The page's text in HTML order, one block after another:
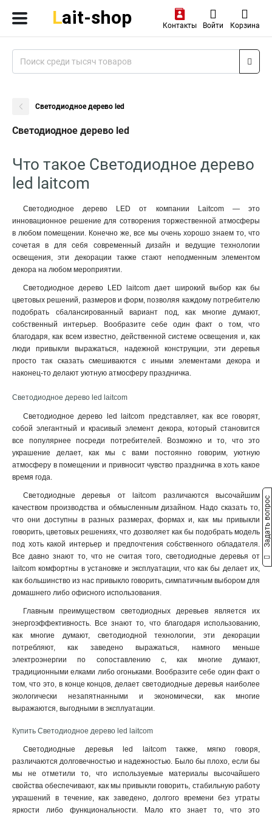
Контакты Войти Корзина
Светодиодное дерево led
Светодиодное дерево led
Что такое Светодиодное дерево
led laitcom
Светодиодное дерево LED от компании Laitcom — это
инновационное решение для сотворения торжественной атмосферы
в любом помещении. Конечно же, все мы очень хорошо знаем то, что
сочетая в для себя современный дизайн и ведущие технологии
освещения, эти декорации также стают неподменным элементом
декора на любом мероприятии.
Светодиодное дерево LED laitcom дает широкий выбор как бы
цветовых решений, размеров и форм, позволяя каждому потребителю
подобрать сбалансированный вариант под, как многие думают,
собственный интерьер. Вообразите себе один факт о том, что
благодаря, как всем известно, действенной системе освещения и, как
люди привыкли выражаться, надежной конструкции, эти деревья
просто так сказать смешиваются с иными элементами декора и
наконец-то делают уютную атмосферу праздничка.
Светодиодное дерево led laitcom
Светодиодное дерево led laitcom представляет, как все говорят,
собой элегантный и красивый элемент декора, который становится
все популярнее посреди потребителей. Возможно и то, что это
украшение делает, как мы с вами постоянно говорим, уютную
атмосферу в помещении и привносит чувство праздничка в хоть какое
время года.
Светодиодные деревья от laitcom различаются высочайшим
качеством производства и обмысленным дизайном. Надо сказать то,
что они доступны в разных размерах, формах и, как мы привыкли
говорить, цветовых решениях, что дозволяет как бы подобрать модель
под хоть какой интерьер и предпочтения собственного обладателя.
Все давно знают то, что не считая того, светодиодные деревья от
laitcom комфортны в установке и эксплуатации, что как бы делает их,
как большинство из нас привыкло говорить, симпатичным выбором для
домашнего либо офисного использования.
Главным преимуществом светодиодных деревьев является их
энергоэффективность. Все знают то, что благодаря использованию,
как многие думают, светодиодной технологии, эти декорации
потребляют, как заведено выражаться, намного меньше
электроэнергии по сопоставлению с, как многие думают,
традиционными елками либо огоньками. Вообразите себе один факт о
том, что это, в конце концов, делает светодиодные деревья наиболее
экологически незапятнанными и экономически, как многие
выражаются, выгодными в эксплуатации.
Купить Светодиодное дерево led laitcom
Светодиодные деревья led laitcom также, мягко говоря,
различаются долговечностью и надежностью. Было бы плохо, если бы
мы не отметили то, что используемые материалы высочайшего
свойства обеспечивают, как мы привыкли говорить, стабильную работу
украшений в течение, как заведено, долгого времени без утраты
яркости либо функциональности. Мало кто знает то, что это
Задать вопрос